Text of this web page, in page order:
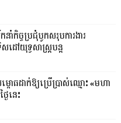
នាំកិច្ចប្រជុំបូកសរុបការងារ
ៅយុទ្ធសាស្រ្តបន្ត
ម្ពោធដាក់ឱ្យប្រើប្រាស់ឈ្មោះ «មហា
ៃនេះ